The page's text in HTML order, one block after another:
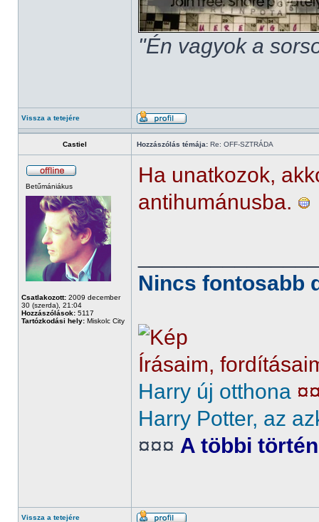
"Én vagyok a
Vissza a tetejére
Castiel Hozzászólás témája: Re: OFF-SZTRÁDA
Betűmániákus
Csatlakozott: 2009 december
30 (szerda), 21:04
Hozzászólások: 5117
Tartózkodási hely: Miskolc City
Ha unatkozok,
antihumánusba.
Nincs fontosabb
Írásaim,
Harry új otthona
Harry Potter, az
¤¤¤ A többi
Vissza a tetejére